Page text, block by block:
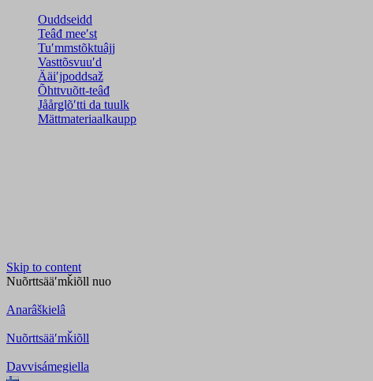
Ouddseidd
Teâđ meeʹst
Tuʹmmstõktuâjj
Vasttõsvuuʹd
Ääiʹjpoddsaž
Õhttvuõtt-teâđ
Jåårǥlõʹtti da tuulk
Mättmateriaalkaupp
Skip to content
Nuõrttsääʹmǩiõll nuo
Anarâškielâ
Nuõrttsääʹmǩiõll
Davvisámegiella